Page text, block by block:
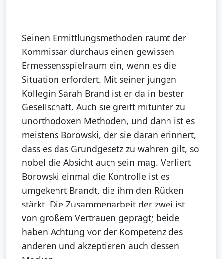
Seinen Ermittlungsmethoden räumt der
Kommissar durchaus einen gewissen
Ermessensspielraum ein, wenn es die
Situation erfordert. Mit seiner jungen
Kollegin Sarah Brand ist er da in bester
Gesellschaft. Auch sie greift mitunter zu
unorthodoxen Methoden, und dann ist es
meistens Borowski, der sie daran erinnert,
dass es das Grundgesetz zu wahren gilt, so
nobel die Absicht auch sein mag. Verliert
Borowski einmal die Kontrolle ist es
umgekehrt Brandt, die ihm den Rücken
stärkt. Die Zusammenarbeit der zwei ist
von großem Vertrauen geprägt; beide
haben Achtung vor der Kompetenz des
anderen und akzeptieren auch dessen